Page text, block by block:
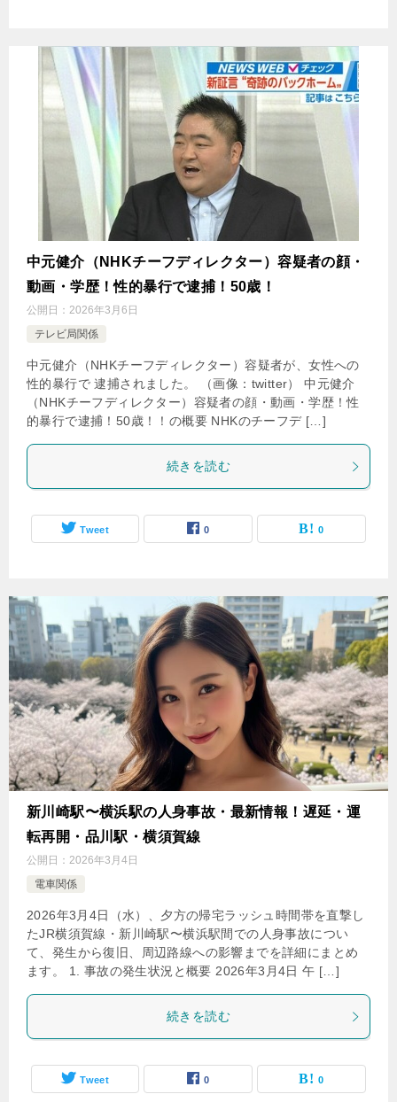
中元健介（NHKチーフディレクター）容疑者の顔・
動画・学歴！性的暴行で逮捕！50歳！
公開日： 2026年3月6日
テレビ局関係
中元健介（NHKチーフディレクター）容疑者が、女性への
性的暴行で 逮捕されました。 （画像：twitter） 中元健介
（NHKチーフディレクター）容疑者の顔・動画・学歴！性
的暴行で逮捕！50歳！！の概要 NHKのチーフデ […]
続きを読む
Tweet 0 0
新川崎駅〜横浜駅の人身事故・最新情報！遅延・運
転再開・品川駅・横須賀線
公開日： 2026年3月4日
電車関係
2026年3月4日（水）、夕方の帰宅ラッシュ時間帯を直撃し
たJR横須賀線・新川崎駅〜横浜駅間での人身事故につい
て、発生から復旧、周辺路線への影響までを詳細にまとめ
ます。 1. 事故の発生状況と概要 2026年3月4日 午 […]
続きを読む
Tweet 0 0